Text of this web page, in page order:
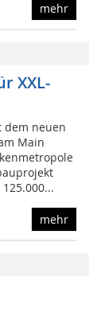
mehr
XXL-
dem neuen
Main
mehr